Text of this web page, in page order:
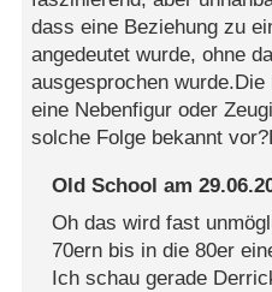
dass eine Beziehung zu
angedeutet wurde, ohne
ausgesprochen
eine Nebenfigur oder
solche Folge bekannt
Old School am
Oh das wird fast
70ern bis in die 80er
Ich schau gerade